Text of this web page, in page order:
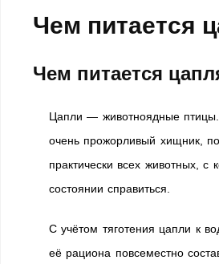
Чем питается
Чем питается
Цапли — животноядные
очень прожорливый хищник,
практически всех животных, с
состоянии справиться.
С учётом тяготения цапли к
её рациона повсеместно